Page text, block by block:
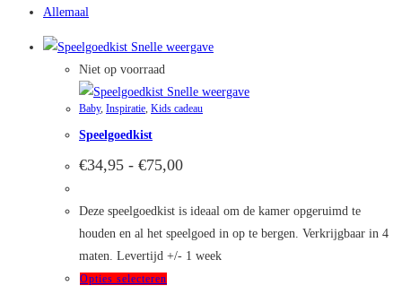
Allemaal
Snelle weergave
Niet op voorraad
Snelle weergave
Baby, Inspiratie, Kids cadeau
Speelgoedkist
€34,95 - €75,00Prijsklasse:
€75,00
Deze speelgoedkist is ideaal om de kamer opgeruimd te
houden en al het speelgoed in op te bergen. Verkrijgbaar in 4
maten. Levertijd +/- 1 week
Opties selecteren